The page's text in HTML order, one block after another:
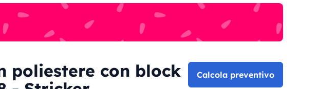
poliestere con block
Calcola preventivo